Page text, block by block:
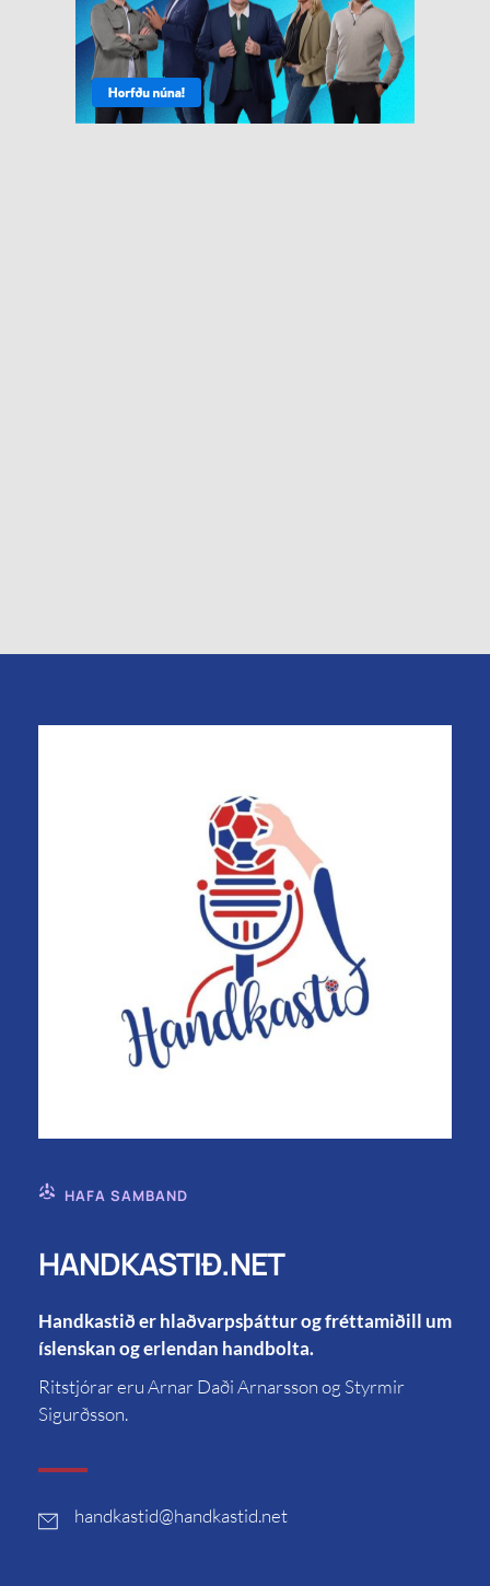
HAFA SAMBAND
HANDKASTIÐ.NET
Handkastið er hlaðvarpsþáttur og fréttamiðill um
íslenskan og erlendan handbolta.
Ritstjórar eru Arnar Daði Arnarsson og Styrmir
Sigurðsson.
handkastid@handkastid.net